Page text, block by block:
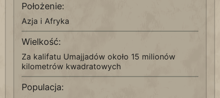
Położenie:
Azja i Afryka
Wielkość:
Za kalifatu Umajjadów około 15 milionów
kilometrów kwadratowych
Populacja: